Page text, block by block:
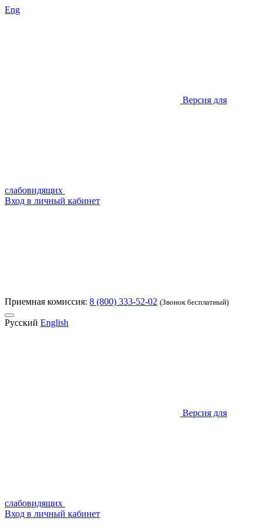
Eng
Версия для
слабовидящих
Вход в личный кабинет
Приемная комиссия: 8 (800) 333-52-02 (Звонок бесплатный)
Русский English
Версия для
слабовидящих
Вход в личный кабинет